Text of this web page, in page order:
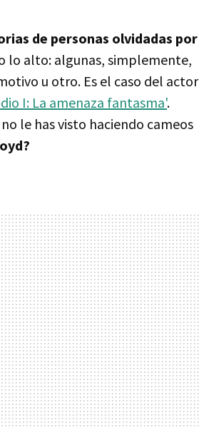
de personas olvidadas por
lo alto: algunas, simplemente,
u otro. Es el caso del actor
I: La amenaza fantasma'.
le has visto haciendo cameos